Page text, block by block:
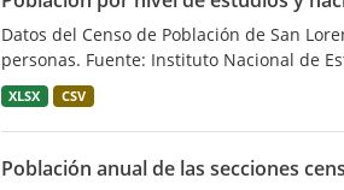
Datos del Censo de Población de San
personas. Fuente: Instituto Nacional de
XLSX CSV
Población anual de las secciones